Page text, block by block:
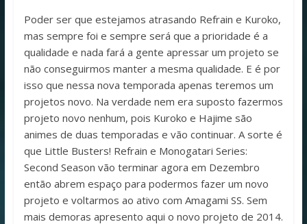
Poder ser que estejamos atrasando Refrain e Kuroko,
mas sempre foi e sempre será que a prioridade é a
qualidade e nada fará a gente apressar um projeto se
não conseguirmos manter a mesma qualidade. E é por
isso que nessa nova temporada apenas teremos um
projetos novo. Na verdade nem era suposto fazermos
projeto novo nenhum, pois Kuroko e Hajime são
animes de duas temporadas e vão continuar. A sorte é
que Little Busters! Refrain e Monogatari Series:
Second Season vão terminar agora em Dezembro
então abrem espaço para podermos fazer um novo
projeto e voltarmos ao ativo com Amagami SS. Sem
mais demoras apresento aqui o novo projeto de 2014.